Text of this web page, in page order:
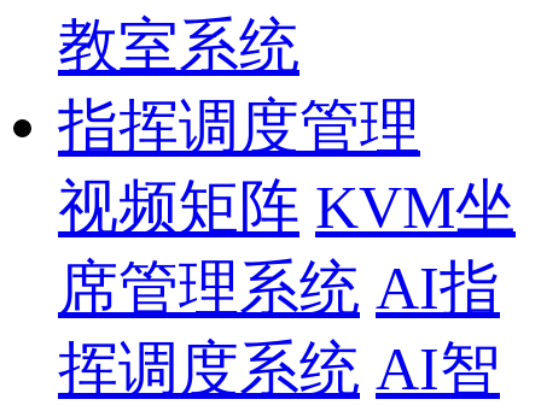
教室系统
指挥调度管理
视频矩阵 KVM坐
席管理系统 AI指
挥调度系统 AI智